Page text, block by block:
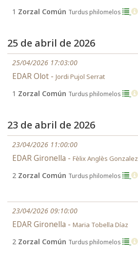
1 Zorzal Común Turdus philomelos
25 de abril de 2026
25/04/2026 17:03:00
EDAR Olot - Jordi Pujol Serrat
1 Zorzal Común Turdus philomelos
23 de abril de 2026
23/04/2026 11:00:00
EDAR Gironella - Fèlix Anglès Gonzalez
2 Zorzal Común Turdus philomelos
23/04/2026 09:10:00
EDAR Gironella - Maria Tobella Díaz
2 Zorzal Común Turdus philomelos